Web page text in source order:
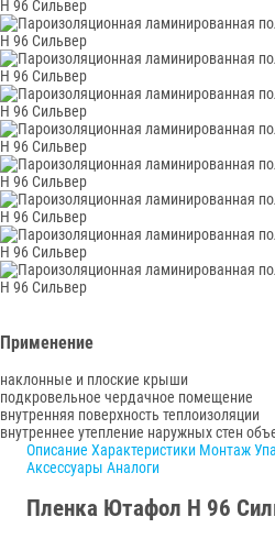
Применение
наклонные и плоские крыши
подкровельное чердачное помещение
внутренняя поверхность теплоизоляции
внутреннее утепление наружных стен
Описание Характеристики Монтаж
Аксессуары Аналоги
Пленка Ютафол Н 96